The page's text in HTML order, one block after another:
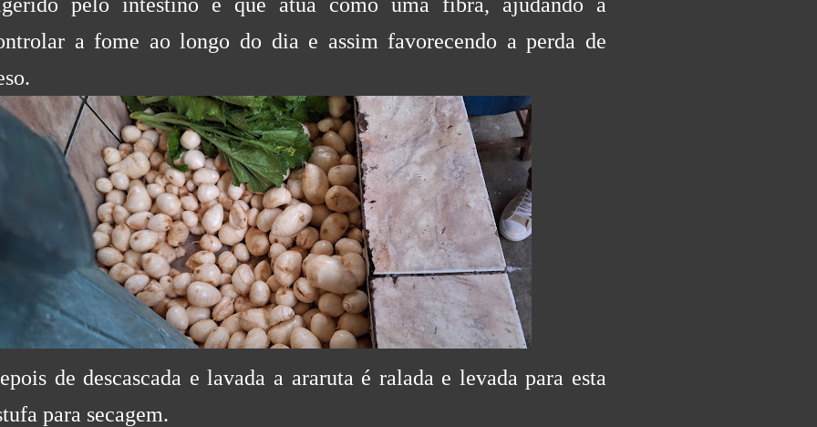
a fome ao longo do dia e assim favorecendo a perda de
de descascada e lavada a araruta é ralada e levada para esta
para secagem.